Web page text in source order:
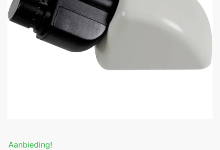
Aanbieding!